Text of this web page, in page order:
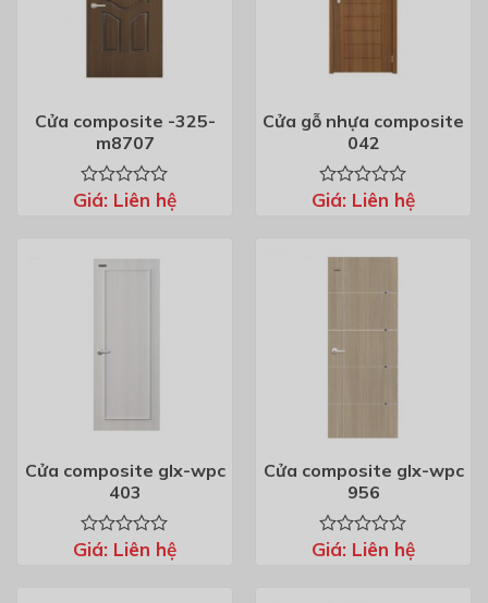
Cửa composite -325-
m8707
Được
Giá: Liên hệ
Cửa gỗ nhựa composite
042
Được
Giá: Liên hệ
Cửa composite glx-wpc
403
Được
Giá: Liên hệ
Cửa composite glx-wpc
956
Được
Giá: Liên hệ